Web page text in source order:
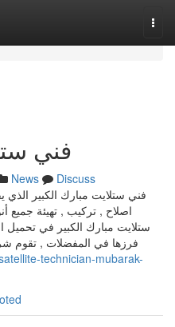
فني
News
Discuss
فني ستلايت مبارك الكبير
اصلاح , تركيب , تهيئة جميع
ستلايت مبارك الكبير في تحميل
فرزها في المفضلات , تقوم
technician-mubarak-